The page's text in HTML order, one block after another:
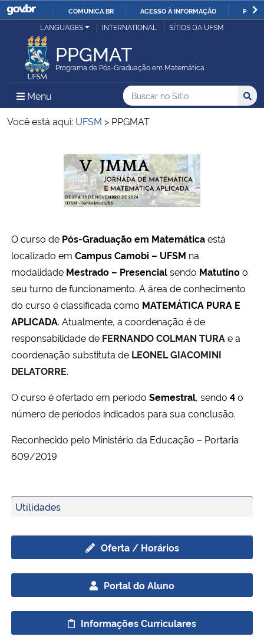
IR
COMUNICA BR ACESSO À INFORMAÇÃO
Ministério da Justiça e Segurança Pública
Ministério da Defesa
Ministério das Relações Exteriores
Ministério da Infraestrutura
Ministério da Educação
Ministério da Cidadania
Ministério da Saúde
Ministério de Minas e Energia
Ministério da Ciência, Tecnologia, Inovações e Comunicações
Ministério do Meio Ambiente
Ministério do Desenvolvimento Regional
Secretaria-Geral
Gabinete de Segurança Institucional
LANGUAGES INTERNATIONAL SÍTIOS DA UFSM
PPGMAT
Programa de Pós-Graduação em Matemática
Menu Menu Principal do Sítio
Busca
Buscar no no Sítio
Busca:
Você está aqui: UFSM > PPGMAT
Início do conteúdo
O curso de Pós-Graduação em Matemáticaestá
localizado em Campus Camobi – UFSM na
modalidade Mestrado – Presencialsendo Matutinoo
seu turno de funcionamento. A área de conhecimento
do curso é classificada como MATEMÁTICA PURA E
APLICADA. Atualmente, a coordenação é de
responsabilidade de FERNANDO COLMAN TURAe a
coordenação substituta de LEONEL GIACOMINI
DELATORRE.
O curso é ofertado em período Semestral, sendo 4o
número de períodos indicados para sua conclusão.
Reconhecido pelo Ministério da Educação – Portaria
609/2019
Utilidades
Oferta / Horários
Portal do Aluno
Informações Curriculares